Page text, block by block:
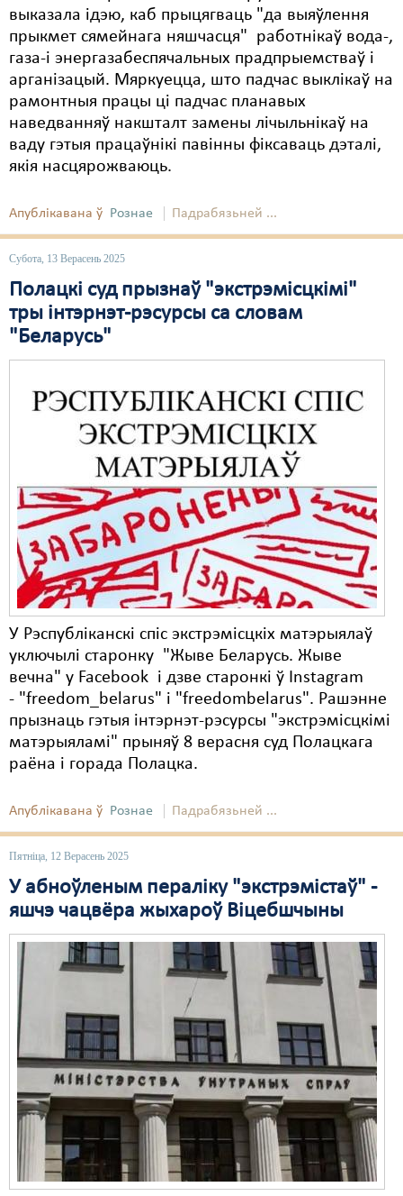
выказала ідэю, каб прыцягваць "да выяўлення
прыкмет сямейнага няшчасця" работнікаў вода-,
газа-і энергазабеспячальных прадпрыемстваў і
арганізацый. Мяркуецца, што падчас выклікаў на
рамонтныя працы ці падчас планавых
наведванняў накшталт замены лічыльнікаў на
ваду гэтыя працаўнікі павінны фіксаваць дэталі,
якія насцярожваюць.
Апублікавана ў Рознае Падрабязьней ...
Субота, 13 Верасень 2025
Полацкі суд прызнаў "экстрэмісцкімі"
тры інтэрнэт-рэсурсы са словам
"Беларусь"
У Рэспубліканскі спіс экстрэмісцкіх матэрыялаў
уключылі старонку "Жыве Беларусь. Жыве
вечна" у Facebook і дзве старонкі ў Instagram
- "freedom_belarus" і "freedombelarus". Рашэнне
прызнаць гэтыя інтэрнэт-рэсурсы "экстрэмісцкімі
матэрыяламі" прыняў 8 верасня суд Полацкага
раёна і горада Полацка.
Апублікавана ў Рознае Падрабязьней ...
Пятніца, 12 Верасень 2025
У абноўленым пераліку "экстрэмістаў" -
яшчэ чацвёра жыхароў Віцебшчыны